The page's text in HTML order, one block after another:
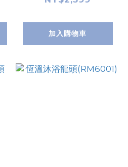
加入購物車